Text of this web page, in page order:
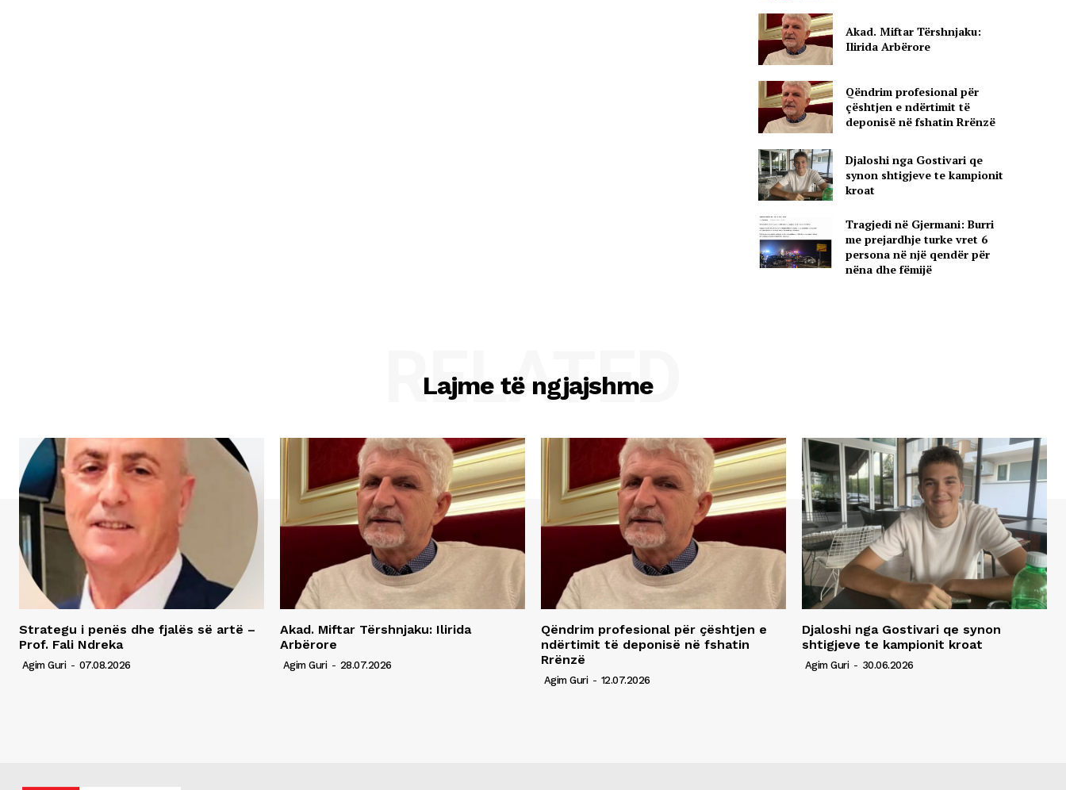
Akad. Miftar Tërshnjaku:
Ilirida Arbërore
Qëndrim profesional për
çështjen e ndërtimit të
deponisë në fshatin Rrënzë
Djaloshi nga Gostivari qe
synon shtigjeve te kampionit
kroat
Tragjedi në Gjermani: Burri
me prejardhje turke vret 6
persona në një qendër për
nëna dhe fëmijë
Lajme të ngjajshme
RELATED
Strategu i penës dhe fjalës së artë –
Prof. Fali Ndreka
Agim Guri - 07.08.2026
Akad. Miftar Tërshnjaku: Ilirida
Arbërore
Agim Guri - 28.07.2026
Qëndrim profesional për çështjen e
ndërtimit të deponisë në fshatin
Rrënzë
Agim Guri - 12.07.2026
Djaloshi nga Gostivari qe synon
shtigjeve te kampionit kroat
Agim Guri - 30.06.2026